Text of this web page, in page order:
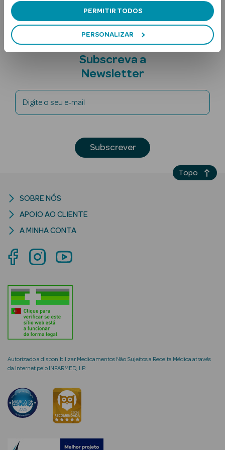
PERMITIR TODOS
PERSONALIZAR
Ver Tudo
Solares
Solares Bebé e
Criança
Ver Tudo
Cosmética
Rosto
Hidratantes
Creme de Olhos
envelhecimento
Subscreva a
Newsletter
Digite o seu e-mail
Subscrever
Autorizado a disponibilizar Medicamentos Não Sujeitos a Receita Médica através
da Internet pelo INFARMED, I.P.
SOBRE NÓS
APOIO AO CLIENTE
A MINHA CONTA
Topo